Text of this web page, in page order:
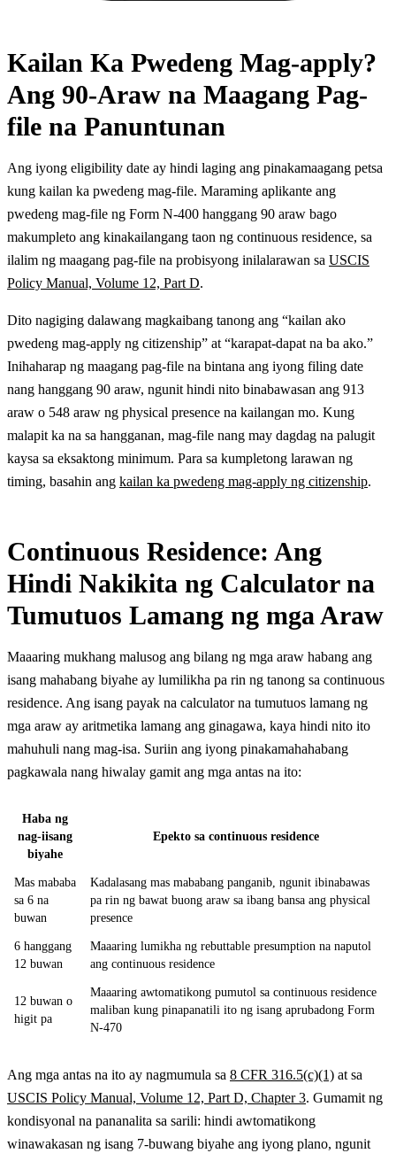
Kailan Ka Pwedeng Mag-apply?
Ang 90-Araw na Maagang Pag-
file na Panuntunan
Ang iyong eligibility date ay hindi laging ang pinakamaagang petsa
kung kailan ka pwedeng mag-file. Maraming aplikante ang
pwedeng mag-file ng Form N-400 hanggang 90 araw bago
makumpleto ang kinakailangang taon ng continuous residence, sa
ilalim ng maagang pag-file na probisyong inilalarawan sa USCIS
Policy Manual, Volume 12, Part D.
Dito nagiging dalawang magkaibang tanong ang “kailan ako
pwedeng mag-apply ng citizenship” at “karapat-dapat na ba ako.”
Inihaharap ng maagang pag-file na bintana ang iyong filing date
nang hanggang 90 araw, ngunit hindi nito binabawasan ang 913
araw o 548 araw ng physical presence na kailangan mo. Kung
malapit ka na sa hangganan, mag-file nang may dagdag na palugit
kaysa sa eksaktong minimum. Para sa kumpletong larawan ng
timing, basahin ang kailan ka pwedeng mag-apply ng citizenship.
Continuous Residence: Ang
Hindi Nakikita ng Calculator na
Tumutuos Lamang ng mga Araw
Maaaring mukhang malusog ang bilang ng mga araw habang ang
isang mahabang biyahe ay lumilikha pa rin ng tanong sa continuous
residence. Ang isang payak na calculator na tumutuos lamang ng
mga araw ay aritmetika lamang ang ginagawa, kaya hindi nito ito
mahuhuli nang mag-isa. Suriin ang iyong pinakamahahabang
pagkawala nang hiwalay gamit ang mga antas na ito:
Haba ng
nag-iisang
biyahe
Epekto sa continuous residence
Mas mababa
sa 6 na
buwan
Kadalasang mas mababang panganib, ngunit ibinabawas
pa rin ng bawat buong araw sa ibang bansa ang physical
presence
6 hanggang
12 buwan
Maaaring lumikha ng rebuttable presumption na naputol
ang continuous residence
12 buwan o
higit pa
Maaaring awtomatikong pumutol sa continuous residence
maliban kung pinapanatili ito ng isang aprubadong Form
N-470
Ang mga antas na ito ay nagmumula sa 8 CFR 316.5(c)(1) at sa
USCIS Policy Manual, Volume 12, Part D, Chapter 3. Gumamit ng
kondisyonal na pananalita sa sarili: hindi awtomatikong
winawakasan ng isang 7-buwang biyahe ang iyong plano, ngunit